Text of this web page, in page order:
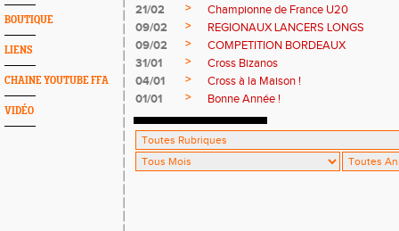
BOUTIQUE
LIENS
CHAINE YOUTUBE FFA
VIDÉO
21/02
>
Championne de France U20
09/02
>
REGIONAUX LANCERS LONGS
09/02
>
COMPETITION BORDEAUX
31/01
>
Cross Bizanos
04/01
>
Cross à la Maison !
01/01
> Bonne Année !